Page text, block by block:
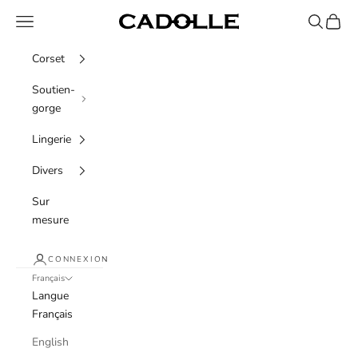
Cadolle
Menu Recherche
Panier
Corset
Soutien-
gorge
Lingerie
Divers
Sur
mesure
CONNEXION
Français
Langue
Français
English